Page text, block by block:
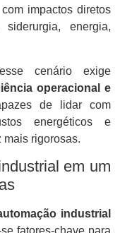
impactos diretos
energia,
cenário exige
operacional e
de lidar com
energéticos e
rigorosas.
em um
industrial
fatores-chave para